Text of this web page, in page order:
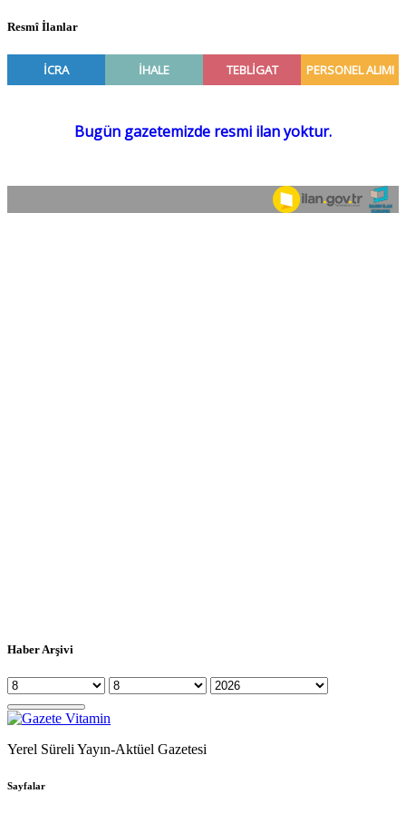
Resmî İlanlar
Haber Arşivi
Yerel Süreli Yayın-Aktüel Gazetesi
Sayfalar